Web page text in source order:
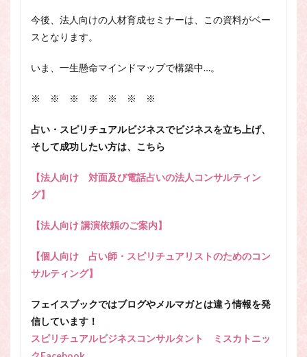
今後、法人向けの人材育成セミナーは、この資料がベー
スとなります。
いま、一生懸命マインドマップで構築中…。
※ ※ ※ ※ ※ ※ ※
占い・スピリチュアルビジネスでビジネスを立ち上げ、
そして成功したい方は、こちら
【法人向け 対面及び電話占いの法人コンサルティン
グ】
【法人向け 講演依頼のご案内】
【個人向け 占い師・スピリチュアリストのためのコン
サルティング】
フェイスブックではブログやメルマガとは違う情報を発
信しています！
スピリチュアルビジネスコンサルタント ミスカトニッ